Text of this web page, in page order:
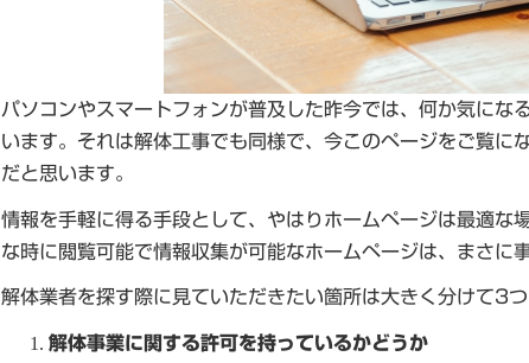
パソコンやスマートフォンが普及した昨今では、何か気に
います。それは解体工事でも同様で、今このページをご覧
だと思います。
情報を手軽に得る手段として、やはりホームページは最適
な時に閲覧可能で情報収集が可能なホームページは、まさに
解体業者を探す際に見ていただきたい箇所は大きく分けて3つ
解体事業に関する許可を持っているかどうか